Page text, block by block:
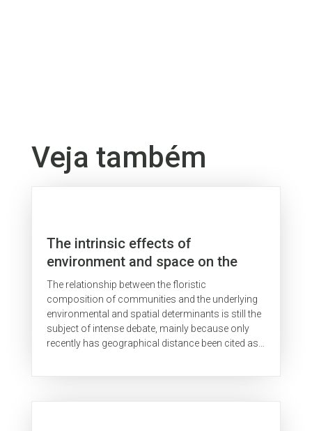
Veja também
The intrinsic effects of
environment and space on the
composition of woody plant
species vary between Brazilian
savannas growing on distinct
types of substrate
The relationship between the floristic
composition of communities and the underlying
environmental and spatial determinants is still the
subject of intense debate, mainly because only
recently has geographical distance been cited as